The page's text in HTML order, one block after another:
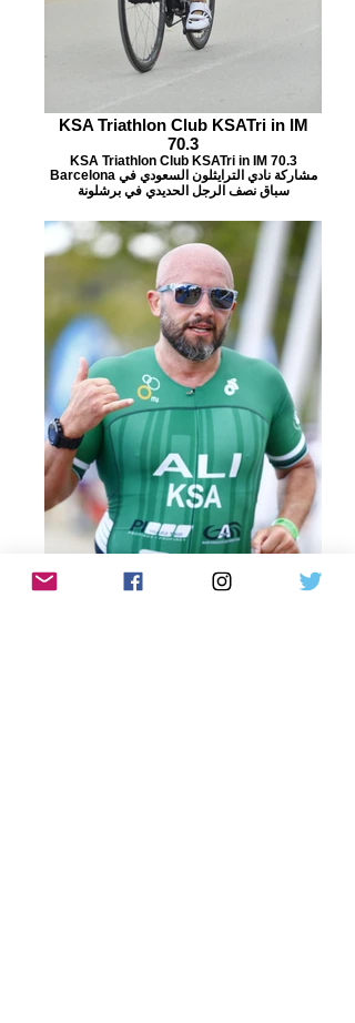
KSA Triathlon Club KSATri in IM
70.3
KSA Triathlon Club KSATri in IM 70.3
Barcelona مشاركة نادي الترايثلون السعودي في
سباق نصف الرجل الحديدي في برشلونة